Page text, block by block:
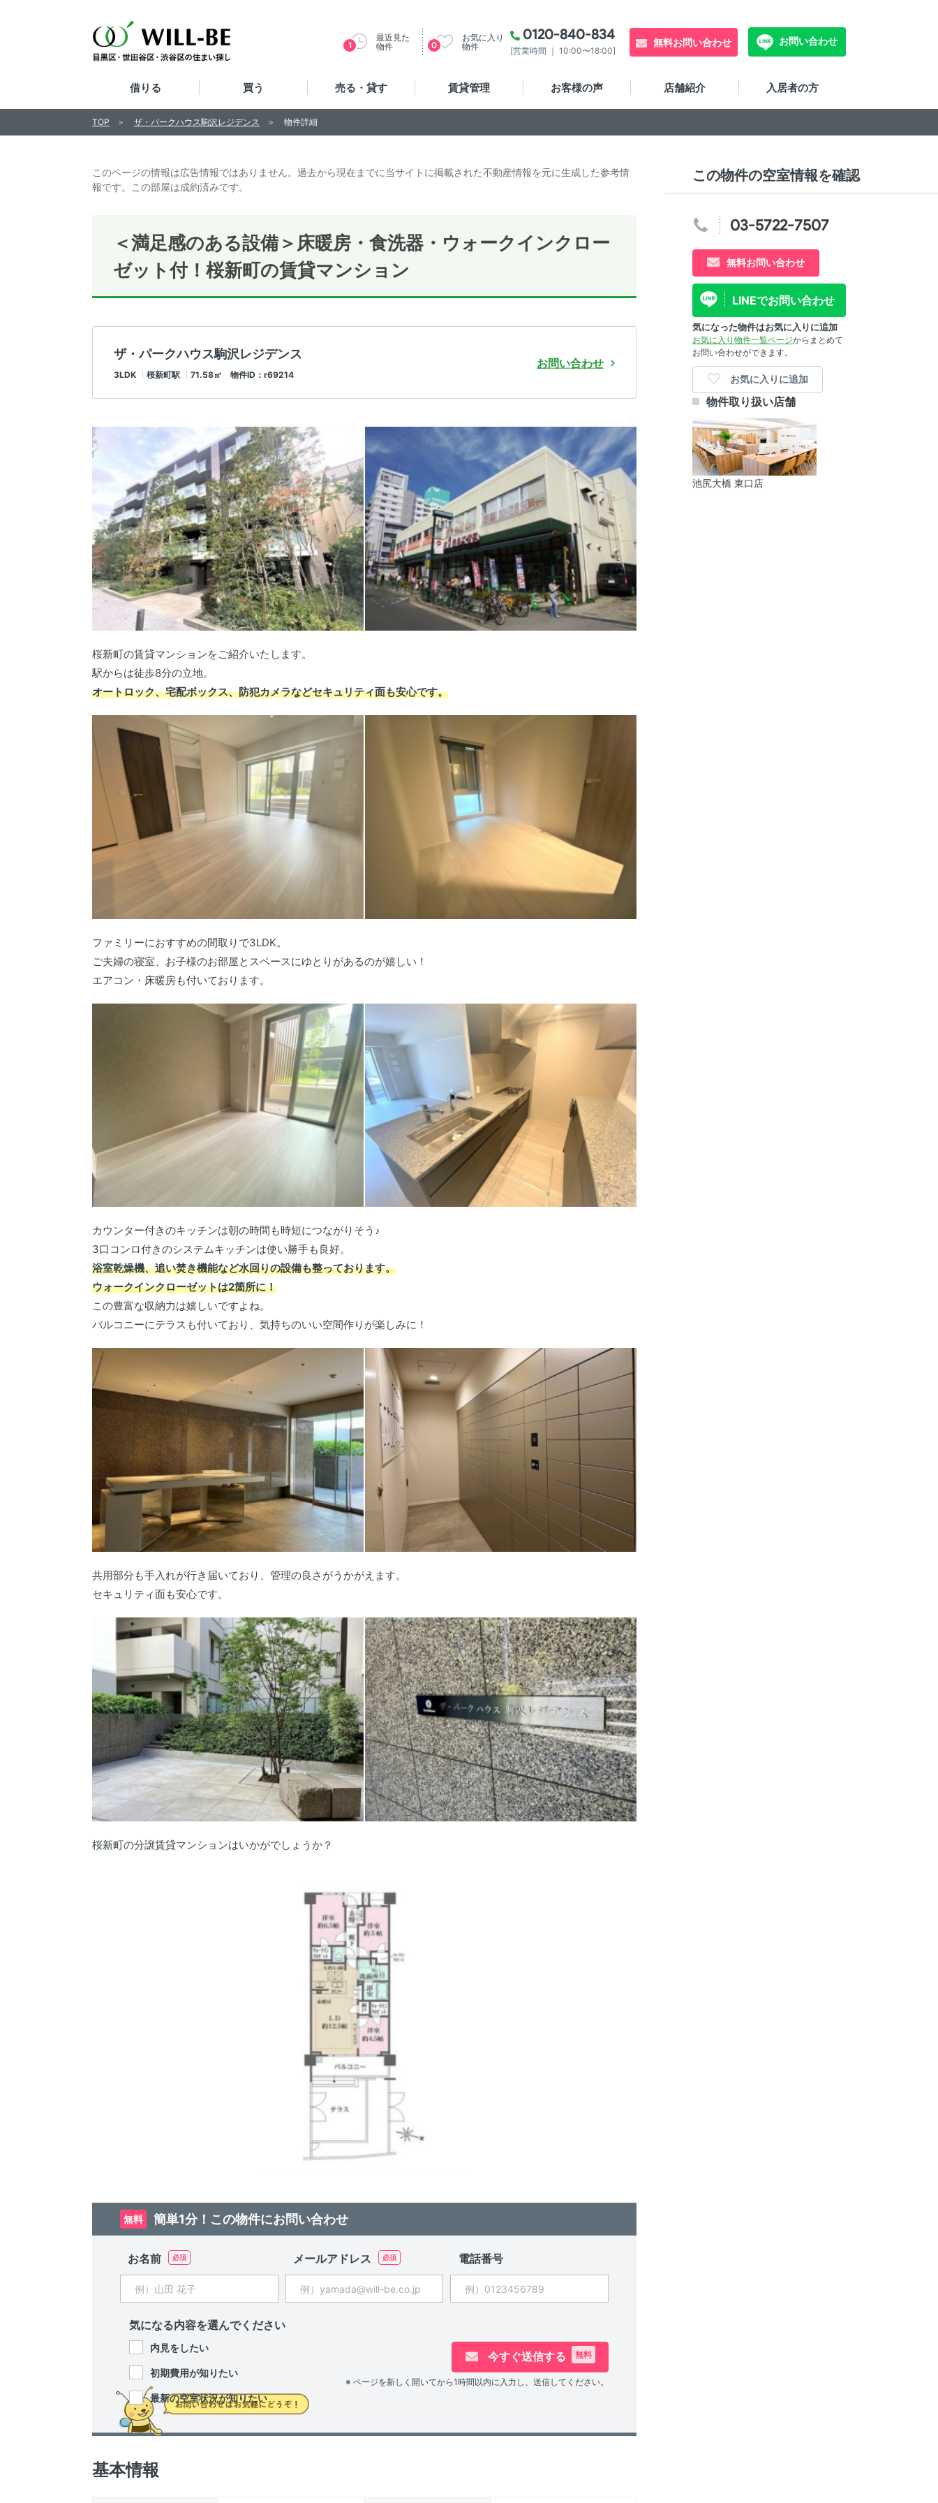
0120-840-834
[営業時間 ｜ 10:00〜18:00]
無料お問い合わせ お問い合わせ
最近見た
物件
1
お気に入り
物件
0
借りる 買う 売る・貸す 賃貸管理 お客様の声 店舗紹介 入居者の方
このページの情報は広告情報ではありません。過去から現在までに当サイトに掲載された不動産情報を元に生成した参考情
報です。この部屋は成約済みです。
＜満足感のある設備＞床暖房・食洗器・ウォークインクロー
ゼット付！桜新町の賃貸マンション
ザ・パークハウス駒沢レジデンス
3LDK 桜新町駅 71.58㎡ 物件ID：r69214
お問い合わせ
桜新町の賃貸マンションをご紹介いたします。
駅からは徒歩8分の立地。
オートロック、宅配ボックス、防犯カメラなどセキュリティ面も安心です。
ファミリーにおすすめの間取りで3LDK。
ご夫婦の寝室、お子様のお部屋とスペースにゆとりがあるのが嬉しい！
エアコン・床暖房も付いております。
カウンター付きのキッチンは朝の時間も時短につながりそう♪
3口コンロ付きのシステムキッチンは使い勝手も良好。
浴室乾燥機、追い焚き機能など水回りの設備も整っております。
ウォークインクローゼットは2箇所に！
この豊富な収納力は嬉しいですよね。
バルコニーにテラスも付いており、気持ちのいい空間作りが楽しみに！
共用部分も手入れが行き届いており、管理の良さがうかがえます。
セキュリティ面も安心です。
桜新町の分譲賃貸マンションはいかがでしょうか？
無料 簡単1分！この物件にお問い合わせ
お名前 メールアドレス 電話番号
気になる内容を選んでください
内見をしたい
初期費用が知りたい
最新の空室状況が知りたい
今すぐ送信する 無料
※ ページを新しく開いてから1時間以内に入力し、送信してください。
基本情報
この物件の空室情報を確認
03-5722-7507
無料お問い合わせ
LINEでお問い合わせ
気になった物件はお気に入りに追加
お気に入り物件一覧ページからまとめて
お問い合わせができます。
お気に入りに追加
物件取り扱い店舗
池尻大橋 東口店
TOP ザ・パークハウス駒沢レジデンス 物件詳細